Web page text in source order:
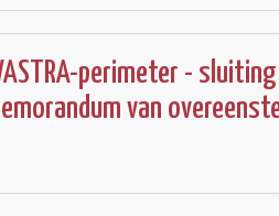
perimeter -
van